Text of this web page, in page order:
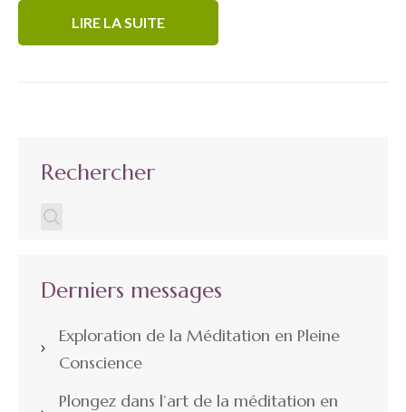
LIRE LA SUITE
Rechercher
Derniers messages
Exploration de la Méditation en Pleine
Conscience
Plongez dans l’art de la méditation en